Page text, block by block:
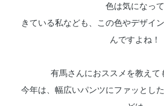
色は気になって
きている私なども、この色やデザイ
んですよね！
有馬さんにおススメを教えて
今年は、幅広いパンツにファッとし